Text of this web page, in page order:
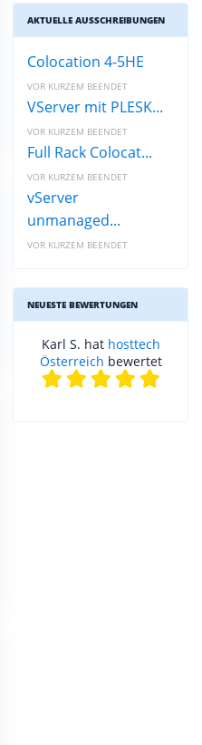
AKTUELLE AUSSCHREIBUNGEN
Colocation 4-5HE
VOR KURZEM BEENDET
VServer mit PLESK...
VOR KURZEM BEENDET
Full Rack Colocat...
VOR KURZEM BEENDET
vServer
unmanaged...
VOR KURZEM BEENDET
NEUESTE BEWERTUNGEN
Karl S. hat hosttech
Österreich bewertet